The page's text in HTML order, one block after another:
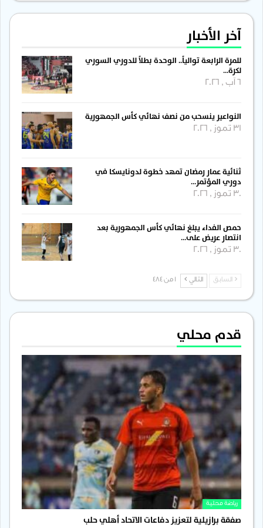
آخر الأخبار
للمرة الرابعة توالياً.. الوحدة بطلاً للدوري السوري
لكرة…
النواعير ينسحب من نصف نهائي كأس الجمهورية
31 تموز , 2026
ثنائية عمار رمضان تمهد خطوة لدونايسكا في
دوري المؤتمر…
30 تموز , 2026
حمص الفداء يبلغ نهائي كأس الجمهورية بعد
انتصار عريض على…
30 تموز , 2026
السابق التالي
قدم محلي
رياضة محلية
صفقة برازيلية لتعزيز دفاعات الاتحاد أهلي حلب